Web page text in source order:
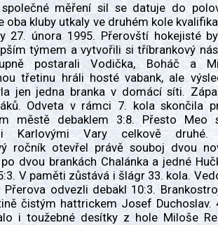
společné měření sil se datuje do
oba kluby utkaly ve druhém kole
27. února 1995. Přerovští hokejisté
týmem a vytvořili si tříbrankový
postarali Vodička, Boháč a
třetinu hráli hosté vabank, ale
jen jedna branka v domácí síti.
Odveta v rámci 7. kola skončila
městě debaklem 3:8. Přesto Meo
Karlovými Vary celkově druhé.
ročník otevřel právě souboj dvou
dvou brankách Chalánka a jedné
V paměti zůstává i šlágr 33. kola.
odvezli debakl 10:3.
čistým hattrickem Josef Duchoslav.
i toužebné desítky z hole Miloše